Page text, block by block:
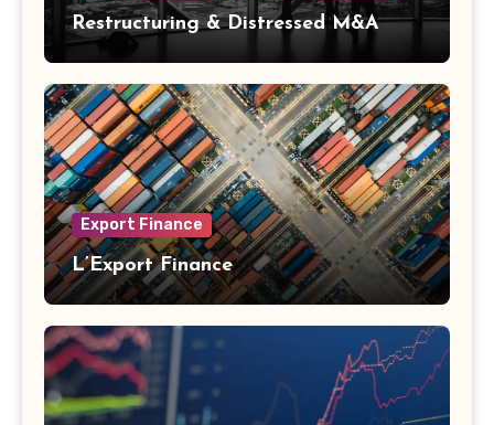
Restructuring & Distressed M&A
Export Finance
L’Export Finance